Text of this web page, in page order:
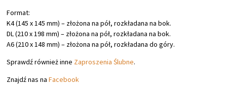
Format:
K4 (145 x 145 mm) – złożona na pół, rozkładana na bok.
DL (210 x 198 mm) – złożona na pół, rozkładana na bok.
A6 (210 x 148 mm) – złożona na pół, rozkładana do góry.
Sprawdź również inne Zaproszenia Ślubne.
Znajdź nas naFacebook